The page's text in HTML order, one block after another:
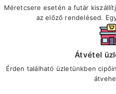
Méretcsere esetén a futár
az előző rendelésed.
Átvétel
Érden található üzletünkben